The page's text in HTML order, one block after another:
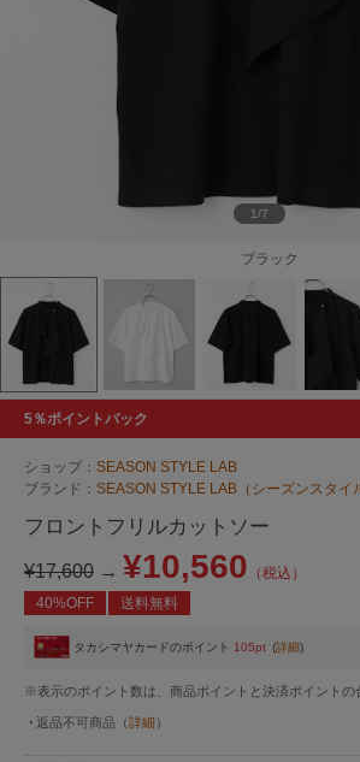
ブラック
1/7
5％ポイントバック
ショップ： SEASON STYLE LAB
ブランド： SEASON STYLE LAB（シーズンスタイ
フロントフリルカットソー
¥17,600 → ¥10,560 （税込）
40%OFF
送料無料
タカシマヤカードのポイント 105pt (詳細)
※表示のポイント数は、商品ポイントと決済ポイントの
返品不可商品 （詳細 ）